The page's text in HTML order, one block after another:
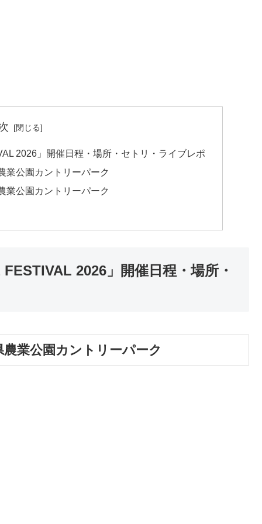
2026」開催日程・場所・セトリ・ライブレポ
業公園カントリーパーク
業公園カントリーパーク
2026」開催日程・場所・
業公園カントリーパーク